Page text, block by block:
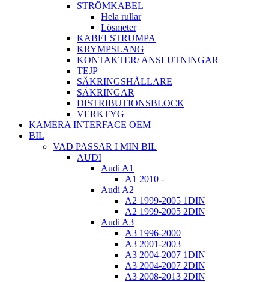
STRÖMKABEL
Hela rullar
Lösmeter
KABELSTRUMPA
KRYMPSLANG
KONTAKTER/ ANSLUTNINGAR
TEJP
SÄKRINGSHÅLLARE
SÄKRINGAR
DISTRIBUTIONSBLOCK
VERKTYG
KAMERA INTERFACE OEM
BIL
VAD PASSAR I MIN BIL
AUDI
Audi A1
A1 2010 -
Audi A2
A2 1999-2005 1DIN
A2 1999-2005 2DIN
Audi A3
A3 1996-2000
A3 2001-2003
A3 2004-2007 1DIN
A3 2004-2007 2DIN
A3 2008-2013 2DIN